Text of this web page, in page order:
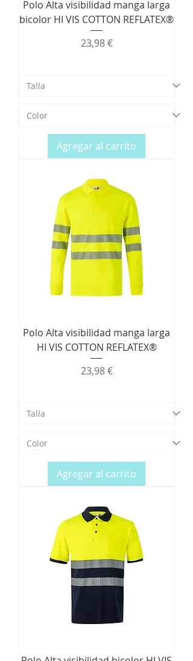
Polo Alta visibilidad manga larga
bicolor HI VIS COTTON REFLATEX®
Precio
23,98 €
Agregar al carrito
Polo Alta visibilidad manga larga
HI VIS COTTON REFLATEX®
Precio
23,98 €
Agregar al carrito